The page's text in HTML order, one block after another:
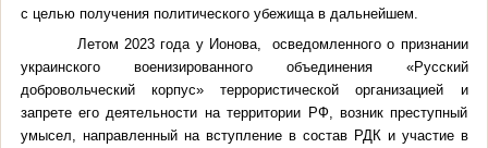
с целью получения политического убежища в дальнейшем.
Летом 2023 года у Ионова, осведомленного о признании
украинского военизированного объединения «Русский
добровольческий корпус» террористической организацией и
запрете его деятельности на территории РФ, возник преступный
умысел, направленный на вступление в состав РДК и участие в